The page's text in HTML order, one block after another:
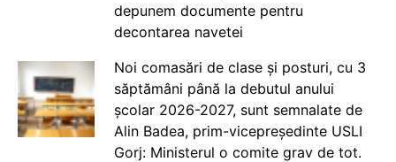
depunem documente pentru
decontarea navetei
Noi comasări de clase și posturi, cu 3
săptămâni până la debutul anului
școlar 2026-2027, sunt semnalate de
Alin Badea, prim-vicepreședinte USLI
Gorj: Ministerul o comite grav de tot.